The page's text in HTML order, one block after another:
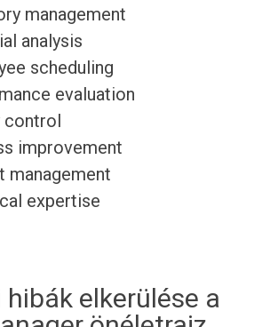
management
analysis
scheduling
evaluation
control
improvement
management
expertise
hibák elkerülése a